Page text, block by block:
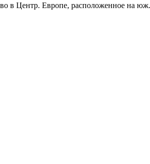
в Центр. Европе, расположенное на